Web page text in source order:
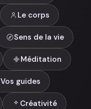
Le corps
Sens de la vie
Méditation
Vos guides
Créativité